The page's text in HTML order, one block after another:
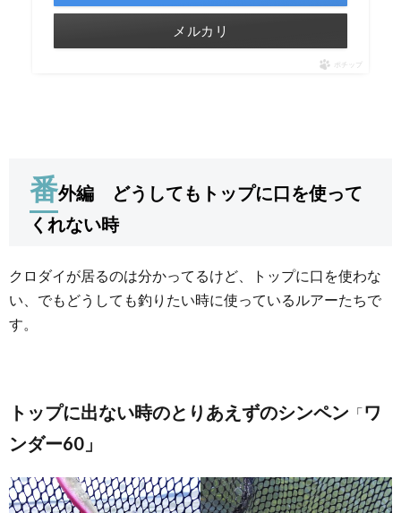
メルカリ
ポチップ
番外編 どうしてもトップに口を使って
くれない時
クロダイが居るのは分かってるけど、トップに口を使わな
い、でもどうしても釣りたい時に使っているルアーたちで
す。
トップに出ない時のとりあえずのシンペン 「ワ
ンダー60」